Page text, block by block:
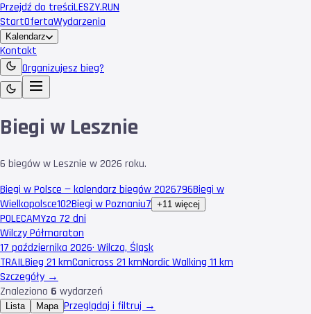
Przejdź do treściLESZY.RUN
StartOfertaWydarzenia
Kalendarz
Kontakt
Organizujesz bieg?
Biegi w Lesznie
6 biegów w Lesznie w 2026 roku.
Biegi w Polsce — kalendarz biegów 2026796Biegi w
Wielkopolsce102Biegi w Poznaniu7 +11 więcej
POLECAMYza 72 dni
Wilczy Półmaraton
17 października 2026· Wilcza, Śląsk
TRAILBieg 21 kmCanicross 21 kmNordic Walking 11 km
Szczegóły →
Znaleziono 6 wydarzeń
Lista Mapa Przeglądaj i filtruj →